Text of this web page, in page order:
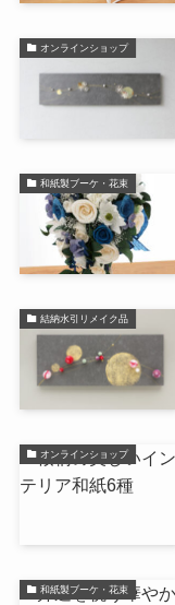
オンラインショップ
和紙製ブーケ・花束
結納水引リメイク品
オンラインショップ
和紙製ブーケ・花束